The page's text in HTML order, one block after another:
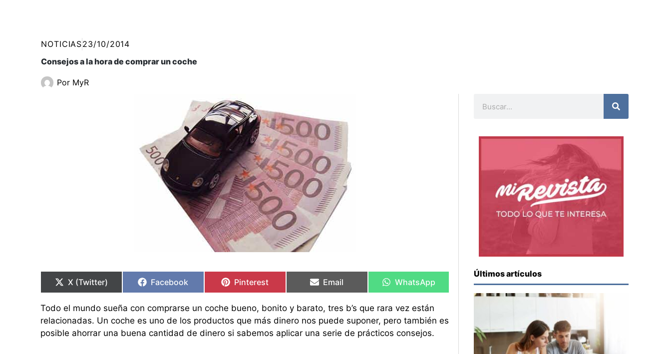
NOTICIAS23/10/2014
Consejos a la hora de comprar un coche
Por MyR
en
X (Twitter)
en
Facebook
en
Pinterest
en
Email
en
WhatsApp
Todo el mundo sueña con comprarse un coche bueno, bonito y barato, tres b’s que rara vez están
relacionadas. Un coche es uno de los productos que más dinero nos puede suponer, pero también es
posible ahorrar una buena cantidad de dinero si sabemos aplicar una serie de prácticos consejos.
en
en
en
en
en
Últimos artículos